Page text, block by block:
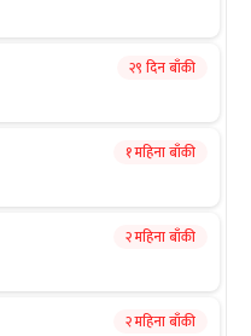
२९ दिन बाँकी
१ महिना बाँकी
२ महिना बाँकी
२ महिना बाँकी